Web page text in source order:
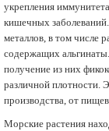
укрепления
кишечных
металлов, в том числе
содержащих
получение из них
различной плотности.
производства, от
Морские растения